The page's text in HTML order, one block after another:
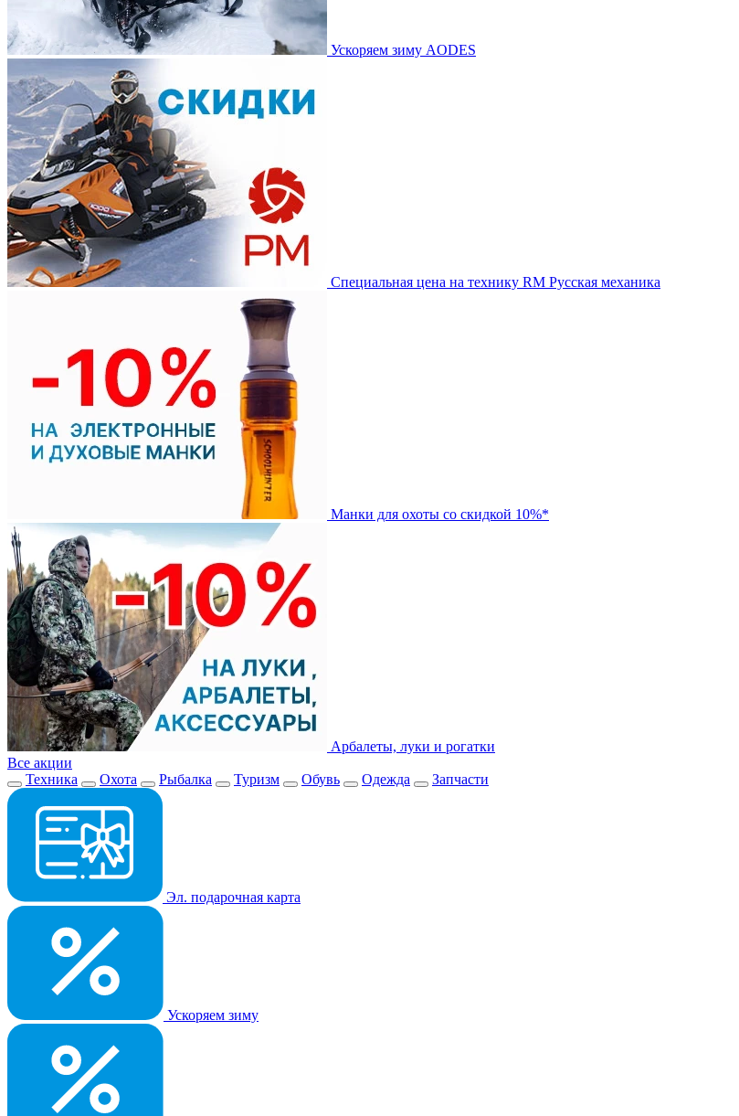
Ускоряем зиму AODES
Специальная цена на технику RM Русская механика
Манки для охоты со скидкой 10%*
Арбалеты, луки и рогатки
Все акции
Техника
Охота Рыбалка Туризм Обувь Одежда Запчасти
Эл. подарочная карта
Ускоряем зиму